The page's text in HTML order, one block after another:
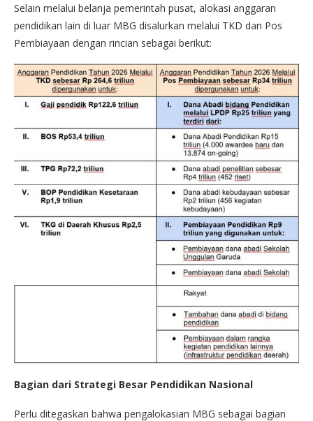
Selain melalui belanja pemerintah pusat, alokasi anggaran
pendidikan lain di luar MBG disalurkan melalui TKD dan Pos
Pembiayaan dengan rincian sebagai berikut:
Bagian dari Strategi Besar Pendidikan Nasional
Perlu ditegaskan bahwa pengalokasian MBG sebagai bagian